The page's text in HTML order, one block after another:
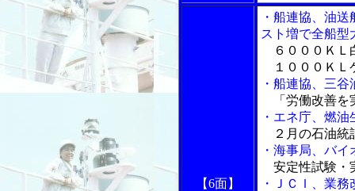
【6面】
・船連協、油
スト増で全船型
６０００ＫＬ
１０００ＫＬ
・船連協、三
「労働改善を
・エネ庁、燃
２月の石油統
・海事局、バ
安定性試験・
・ＪＣＩ、業